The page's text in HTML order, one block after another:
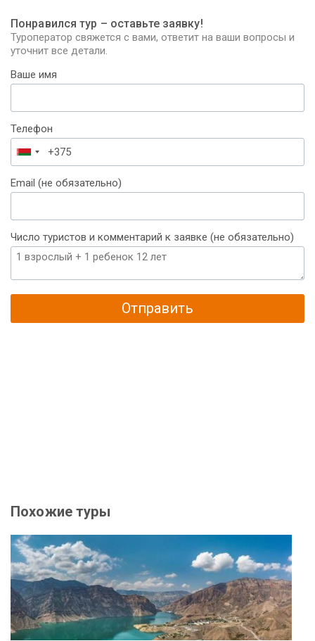
Понравился тур – оставьте заявку!
Туроператор свяжется с вами, ответит на ваши вопросы и
уточнит все детали.
Ваше имя
Телефон
Беларусь
+375
Email (не обязательно)
Число туристов и комментарий к заявке (не обязательно)
Отправить
Похожие туры